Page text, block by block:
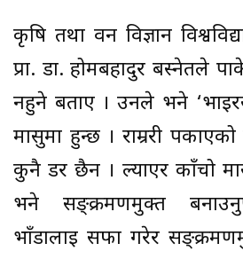
कृषि तथा वन विज्ञान
प्रा. डा. होमबहादुर बस्नेतले
नहुने बताए । उनले भने
मासुमा हुन्छ । राम्ररी
कुनै डर छैन । ल्याएर काँचो
भने सङ्क्रमणमुक्त
भाँडालाई सफा गरेर